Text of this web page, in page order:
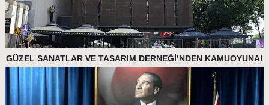
GÜZEL SANATLAR VE TASARIM DERNEĞİ’NDEN KAMUOYUNA!